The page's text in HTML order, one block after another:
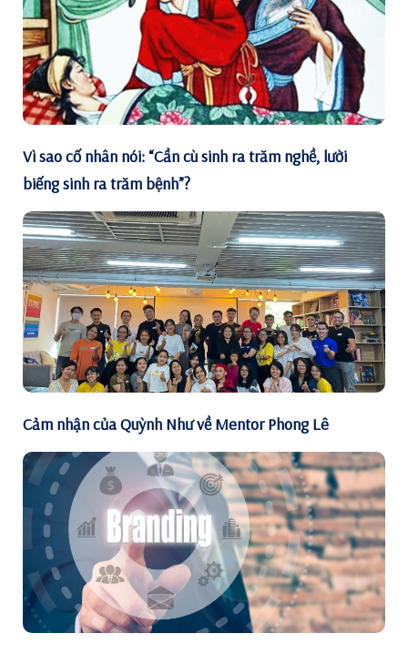
Vì sao cố nhân nói: “Cần cù sinh ra trăm nghề, lười
biếng sinh ra trăm bệnh”?
Cảm nhận của Quỳnh Như về Mentor Phong Lê